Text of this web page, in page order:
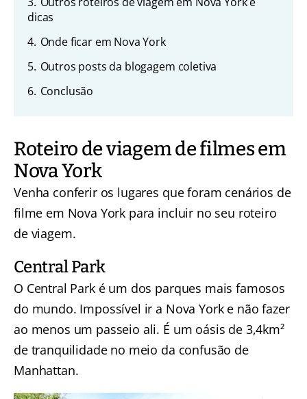
dicas
4. Onde ficar em Nova York
5. Outros posts da blogagem coletiva
6. Conclusão
Roteiro de viagem de filmes em
Nova York
Venha conferir os lugares que foram cenários de
filme em Nova York para incluir no seu roteiro
de viagem.
Central Park
O Central Park é um dos parques mais famosos
do mundo. Impossível ir a Nova York e não fazer
ao menos um passeio ali. É um oásis de 3,4km²
de tranquilidade no meio da confusão de
Manhattan.